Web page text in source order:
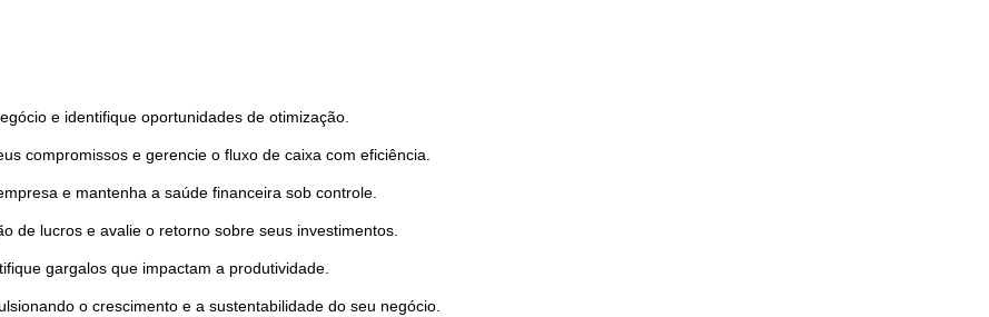
e identifique oportunidades de otimização.
compromissos e gerencie o fluxo de caixa com eficiência.
e mantenha a saúde financeira sob controle.
de lucros e avalie o retorno sobre seus investimentos.
gargalos que impactam a produtividade.
o crescimento e a sustentabilidade do seu negócio.